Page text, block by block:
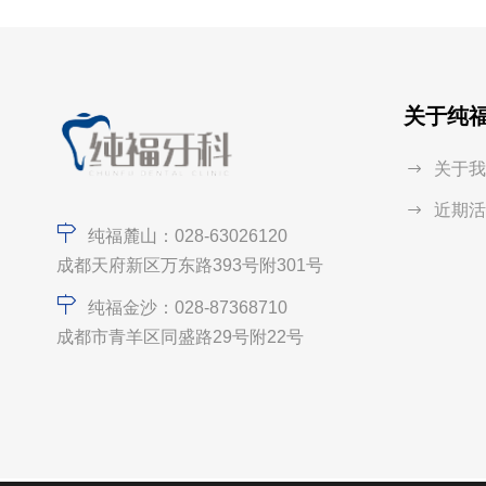
纯福麓山：028-63026120
成都天府新区万东路393号附301号
纯福金沙：028-87368710
成都市青羊区同盛路29号附22号
关于纯
关于
近期